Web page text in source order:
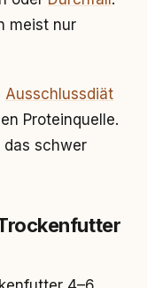
meist nur
Ausschlussdiät
Proteinquelle.
das schwer